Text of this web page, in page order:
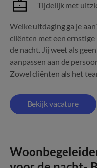
Tijdelijk met
Welke uitdaging ga je
cliënten met een
de nacht. Jij weet als
aanpassen aan de
Zowel cliënten als het
Bekijk vacature